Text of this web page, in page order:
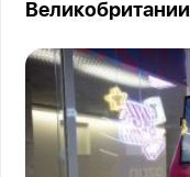
Великобритании